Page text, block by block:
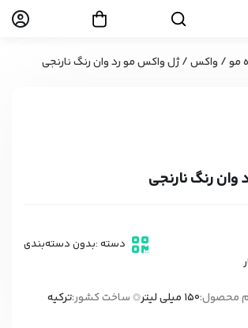
مو/ واکس/ ژل واکس مو رد وان رنگ نارنجی
رنگ نارنجی
دسته :بدون دسته‌بندی
محصول:150 میلی لیتر ساخت کشور:ترکیه